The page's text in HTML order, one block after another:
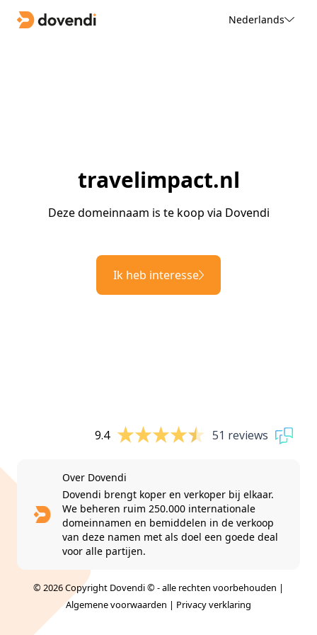
Nederlands
travelimpact.nl
Deze domeinnaam is te koop via Dovendi
Ik heb interesse
9.4 51 reviews
Over Dovendi
Dovendi brengt koper en verkoper bij elkaar.
We beheren ruim 250.000 internationale
domeinnamen en bemiddelen in de verkoop
van deze namen met als doel een goede deal
voor alle partijen.
© 2026 Copyright Dovendi © - alle rechten voorbehouden |
Algemene voorwaarden | Privacy verklaring